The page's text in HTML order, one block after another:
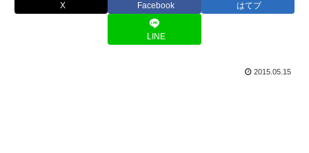
X Facebook はてブ
LINE
2015.05.15